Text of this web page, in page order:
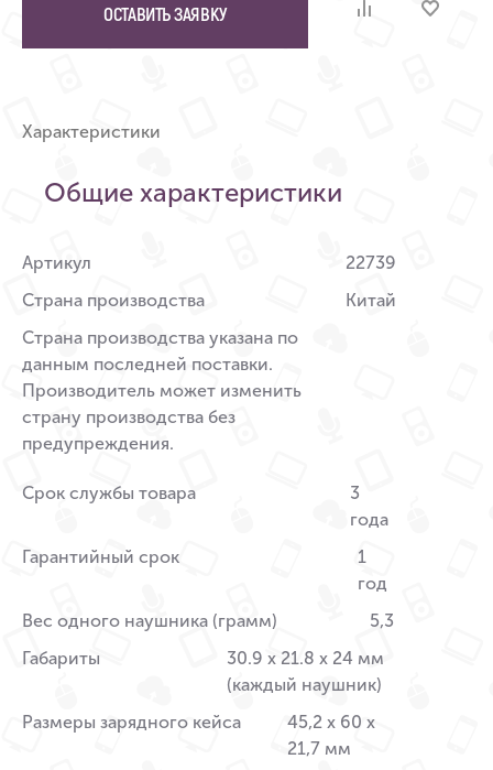
ОСТАВИТЬ ЗАЯВКУ
Характеристики
Общие характеристики
Артикул
22739
Страна производства
Страна производства указана по
данным последней поставки.
Производитель может изменить
страну производства без
предупреждения.
Китай
Срок службы товара
3
года
Гарантийный срок
1
год
Вес одного наушника (грамм)
5,3
Габариты
30.9 x 21.8 x 24 мм
(каждый наушник)
Размеры зарядного кейса
45,2 x 60 x
21,7 мм